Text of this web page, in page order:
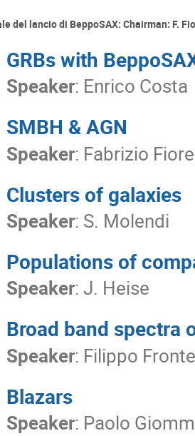
del lancio di BeppoSAX: Chairman: F.
GRBs with
Speaker: Enrico Costa
SMBH & AGN
Speaker: Fabrizio Fiore
Clusters of galaxies
Speaker: S. Molendi
Populations of
Speaker:J. Heise
Broad band spectra
Speaker: Filippo
Blazars
Speaker: Paolo